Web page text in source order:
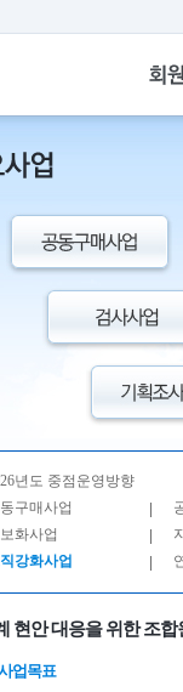
년도 중점운영방향
구매사업
화사업
강화사업
현안 대응을 위한 조
업목표